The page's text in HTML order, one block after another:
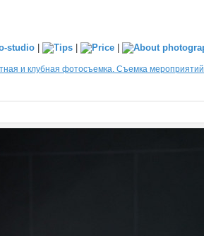
| | |
и клубная фотосъемка. Съемка мероприятий.